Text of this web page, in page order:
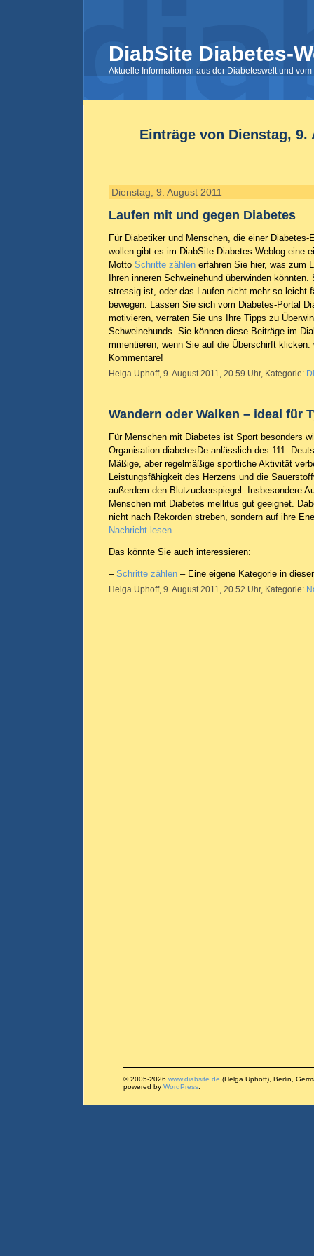
DiabSite Diabetes-
Aktuelle Informationen aus der Diabeteswelt und
Einträge von Dienstag, 9.
Dienstag, 9. August 2011
Laufen mit und gegen Diabetes
Für Diabetiker und Menschen, die einer Diabetes-
wollen gibt es im DiabSite Diabetes-Weblog eine
Motto Schritte zählen erfahren Sie hier, was zum
Ihren inneren Schweinehund überwinden
stressig ist, oder das Laufen nicht mehr so leicht
bewegen. Lassen Sie sich vom Diabetes-Portal
motivieren, verraten Sie uns Ihre Tipps zu
Schweinehunds. Sie können diese Beiträge im
mmentieren, wenn Sie auf die Überschirft klicken.
Kommentare!
Helga Uphoff, 9. August 2011, 20.59 Uhr, Kategorie:
Wandern oder Walken – ideal für
Für Menschen mit Diabetes ist Sport besonders
Organisation diabetesDe anlässlich des 111.
Mäßige, aber regelmäßige sportliche Aktivität
Leistungsfähigkeit des Herzens und die
außerdem den Blutzuckerspiegel. Insbesondere
Menschen mit Diabetes mellitus gut geeignet.
nicht nach Rekorden streben, sondern auf ihre
Nachricht lesen
Das könnte Sie auch interessieren:
– Schritte zählen – Eine eigene Kategorie in
Helga Uphoff, 9. August 2011, 20.52 Uhr, Kategorie:
© 2005-2026 www.diabsite.de (Helga Uphoff), Berlin,
powered by WordPress.